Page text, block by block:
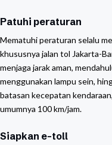
Patuhi peraturan
Mematuhi peraturan selalu
khususnya jalan tol Jakarta-
menjaga jarak aman,
menggunakan lampu sein,
batasan kecepatan
umumnya 100 km/jam.
Siapkan e-toll